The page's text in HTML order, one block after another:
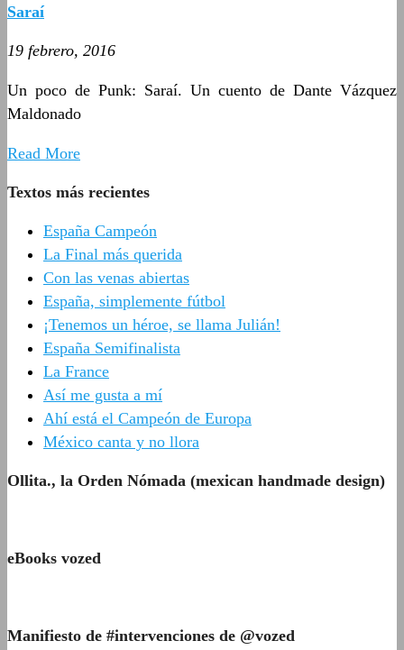
Saraí
19 febrero, 2016
Un poco de Punk: Saraí. Un cuento de Dante Vázquez
Maldonado
Read More
Textos más recientes
España Campeón
La Final más querida
Con las venas abiertas
España, simplemente fútbol
¡Tenemos un héroe, se llama Julián!
España Semifinalista
La France
Así me gusta a mí
Ahí está el Campeón de Europa
México canta y no llora
Ollita., la Orden Nómada (mexican handmade design)
eBooks vozed
Manifiesto de #intervenciones de @vozed